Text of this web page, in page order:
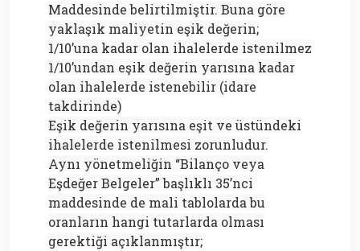
Maddesinde belirtilmiştir. Buna göre
yaklaşık maliyetin eşik değerin;
1/10’una kadar olan ihalelerde istenilmez
1/10’undan eşik değerin yarısına kadar
olan ihalelerde istenebilir (idare
takdirinde)
Eşik değerin yarısına eşit ve üstündeki
ihalelerde istenilmesi zorunludur.
Aynı yönetmeliğin “Bilanço veya
Eşdeğer Belgeler” başlıklı 35’nci
maddesinde de mali tablolarda bu
oranların hangi tutarlarda olması
gerektiği açıklanmıştır;